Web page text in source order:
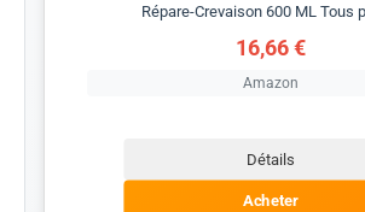
Répare-Crevaison 600 ML Tous
16,66 €
Amazon
Détails
Acheter